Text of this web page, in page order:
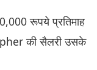
रूपये प्रतिमाह
की सैलरी उसके